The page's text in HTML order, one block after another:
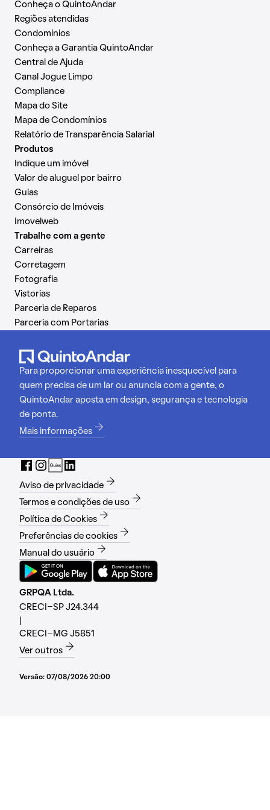
Conheça o QuintoAndar
Regiões atendidas
Condomínios
Conheça a Garantia QuintoAndar
Central de Ajuda
Canal Jogue Limpo
Compliance
Mapa do Site
Mapa de Condomínios
Relatório de Transparência Salarial
Produtos
Indique um imóvel
Valor de aluguel por bairro
Guias
Consórcio de Imóveis
Imovelweb
Trabalhe com a gente
Carreiras
Corretagem
Fotografia
Vistorias
Parceria de Reparos
Parceria com Portarias
Para proporcionar uma experiência inesquecível para
quem precisa de um lar ou anuncia com a gente, o
QuintoAndar aposta em design, segurança e tecnologia
de ponta.
Mais informações
Aviso de privacidade
Termos e condições de uso
Política de Cookies
Preferências de cookies
Manual do usuário
GRPQA Ltda.
CRECI-SP J24.344
CRECI-MG J5851
Ver outros
Versão: 07/08/2026 20:00